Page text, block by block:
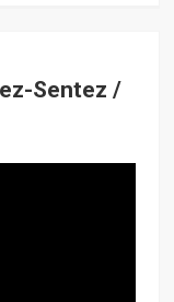
Sentez /